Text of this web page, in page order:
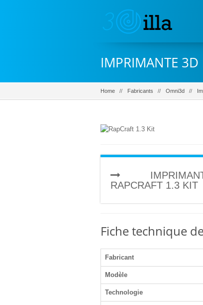
IMPRIMANTE 3D
Home Fabricants Omni3d
RAPCRAFT 1.3 KIT
Fiche technique
Fabricant
Modèle
Technologie